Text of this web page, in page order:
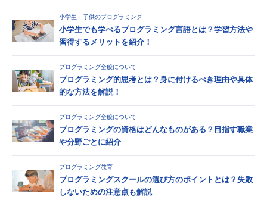
小学生・子供のプログラミング
小学生でも学べるプログラミング言語とは？学習方法や
習得するメリットを紹介！
プログラミング全般について
プログラミング的思考とは？身に付けるべき理由や具体
的な方法を解説！
プログラミング全般について
プログラミングの資格はどんなものがある？目指す職業
や分野ごとに紹介
プログラミング教育
プログラミングスクールの選び方のポイントとは？失敗
しないための注意点も解説